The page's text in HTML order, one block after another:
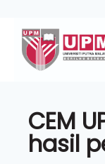
CEM
hasil